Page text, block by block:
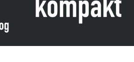
des
CoTCCC